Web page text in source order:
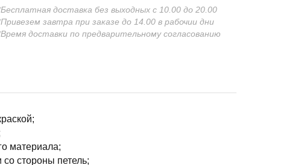
доставка без выходных с 10.00 до 20.00
завтра при заказе до 14.00 в рабочии дни
доставки по предварительному согласованию
материала;
стороны петель;